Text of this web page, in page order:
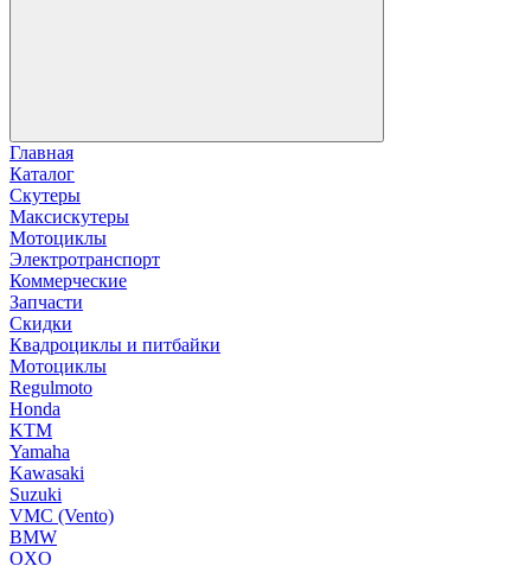
Главная
Каталог
Скутеры
Максискутеры
Мотоциклы
Электротранспорт
Коммерческие
Запчасти
Скидки
Квадроциклы и питбайки
Мотоциклы
Regulmoto
Honda
KTM
Yamaha
Kawasaki
Suzuki
VMC (Vento)
BMW
OXO